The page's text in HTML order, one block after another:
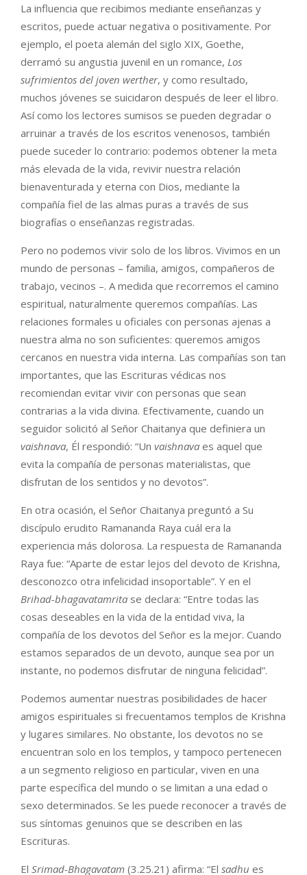
La influencia que recibimos mediante enseñanzas y
escritos, puede actuar negativa o positivamente. Por
ejemplo, el poeta alemán del siglo XIX, Goethe,
derramó su angustia juvenil en un romance, Los
sufrimientos del joven werther, y como resultado,
muchos jóvenes se suicidaron después de leer el libro.
Así como los lectores sumisos se pueden degradar o
arruinar a través de los escritos venenosos, también
puede suceder lo contrario: podemos obtener la meta
más elevada de la vida, revivir nuestra relación
bienaventurada y eterna con Dios, mediante la
compañía fiel de las almas puras a través de sus
biografías o enseñanzas registradas.
Pero no podemos vivir solo de los libros. Vivimos en un
mundo de personas – familia, amigos, compañeros de
trabajo, vecinos –. A medida que recorremos el camino
espiritual, naturalmente queremos compañías. Las
relaciones formales u oficiales con personas ajenas a
nuestra alma no son suficientes: queremos amigos
cercanos en nuestra vida interna. Las compañías son tan
importantes, que las Escrituras védicas nos
recomiendan evitar vivir con personas que sean
contrarias a la vida divina. Efectivamente, cuando un
seguidor solicitó al Señor Chaitanya que definiera un
vaishnava, Él respondió: “Un vaishnava es aquel que
evita la compañía de personas materialistas, que
disfrutan de los sentidos y no devotos”.
En otra ocasión, el Señor Chaitanya preguntó a Su
discípulo erudito Ramananda Raya cuál era la
experiencia más dolorosa. La respuesta de Ramananda
Raya fue: “Aparte de estar lejos del devoto de Krishna,
desconozco otra infelicidad insoportable”. Y en el
Brihad-bhagavatamrita se declara: “Entre todas las
cosas deseables en la vida de la entidad viva, la
compañía de los devotos del Señor es la mejor. Cuando
estamos separados de un devoto, aunque sea por un
instante, no podemos disfrutar de ninguna felicidad”.
Podemos aumentar nuestras posibilidades de hacer
amigos espirituales si frecuentamos templos de Krishna
y lugares similares. No obstante, los devotos no se
encuentran solo en los templos, y tampoco pertenecen
a un segmento religioso en particular, viven en una
parte específica del mundo o se limitan a una edad o
sexo determinados. Se les puede reconocer a través de
sus síntomas genuinos que se describen en las
Escrituras.
El Srimad-Bhagavatam (3.25.21) afirma: “El sadhu es